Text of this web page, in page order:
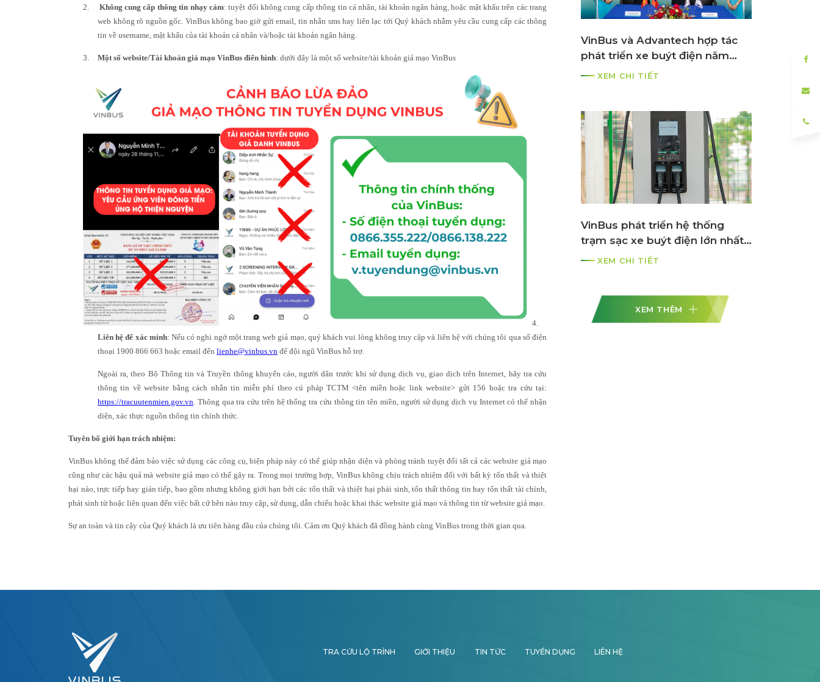
2. Không cung cấp thông tin nhạy cảm: tuyệt đối không cung cấp thông tin cá nhân, tài khoản ngân hàng, hoặc mật khẩu trên các trang
web không rõ nguồn gốc. VinBus không bao giờ gửi email, tin nhắn sms hay liên lạc tới Quý khách nhằm yêu cầu cung cấp các thông
tin về username, mật khẩu của tài khoản cá nhân và/hoặc tài khoản ngân hàng.
3. Một số website/Tài khoản giả mạo VinBus điển hình: dưới đây là một số website/tài khoản giả mạo VinBus
4.
Liên hệ để xác minh: Nếu có nghi ngờ một trang web giả mạo, quý khách vui lòng không truy cập và liên hệ với chúng tôi qua số điện
thoại 1900 866 663 hoặc email đến lienhe@vinbus.vn để đội ngũ VinBus hỗ trợ.
Ngoài ra, theo Bộ Thông tin và Truyền thông khuyến cáo, người dân trước khi sử dụng dịch vụ, giao dịch trên Internet, hãy tra cứu
thông tin về website bằng cách nhắn tin miễn phí theo cú pháp TCTM <tên miền hoặc link website> gửi 156 hoặc tra cứu tại:
https://tracuutenmien.gov.vn. Thông qua tra cứu trên hệ thống tra cứu thông tin tên miền, người sử dụng dịch vụ Internet có thể nhận
diện, xác thực nguồn thông tin chính thức.
Tuyên bố giới hạn trách nhiệm:
VinBus không thể đảm bảo việc sử dụng các công cụ, biện pháp này có thể giúp nhận diện và phòng tránh tuyệt đối tất cả các website giả mạo
cũng như các hậu quả mà website giả mạo có thể gây ra. Trong mọi trường hợp, VinBus không chịu trách nhiệm đối với bất kỳ tổn thất và thiệt
hại nào, trực tiếp hay gián tiếp, bao gồm nhưng không giới hạn bởi các tổn thất và thiệt hại phái sinh, tổn thất thông tin hay tổn thất tài chính,
phát sinh từ hoặc liên quan đến việc bất cứ bên nào truy cập, sử dụng, dẫn chiếu hoặc khai thác website giả mạo và thông tin từ website giả mạo.
Sự an toàn và tin cậy của Quý khách là ưu tiên hàng đầu của chúng tôi. Cảm ơn Quý khách đã đồng hành cùng VinBus trong thời gian qua.
VinBus và Advantech hợp tác
phát triển xe buýt điện năm
2021XEM CHI TIẾT
VinBus phát triển hệ thống
trạm sạc xe buýt điện lớn nhất
ASEAN
XEM CHI TIẾT
XEM THÊM
TRA CỨU LỘ TRÌNH GIỚI THIỆU TIN TỨC TUYỂN DỤNG LIÊN HỆ